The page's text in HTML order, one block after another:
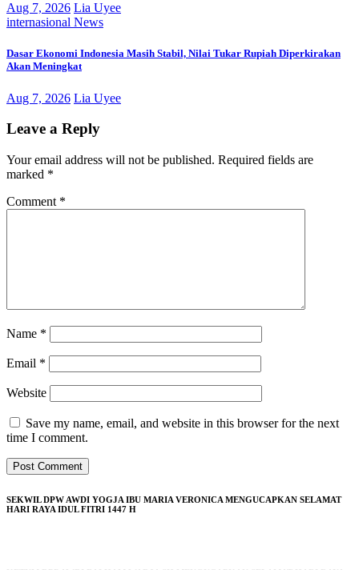
Aug 7, 2026 Lia Uyee
internasional News
Dasar Ekonomi Indonesia Masih Stabil, Nilai Tukar Rupiah Diperkirakan
Akan Meningkat
Aug 7, 2026 Lia Uyee
Leave a Reply
Your email address will not be published. Required fields are
marked *
Comment *
Name *
Email *
Website
Save my name, email, and website in this browser for the next
time I comment.
SEKWIL DPW AWDI YOGJA IBU MARIA VERONICA MENGUCAPKAN SELAMAT
HARI RAYA IDUL FITRI 1447 H